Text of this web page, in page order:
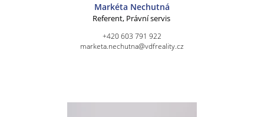
Markéta Nechutná
Referent, Právní servis
+420 603 791 922
marketa.nechutna@vdfreality.cz